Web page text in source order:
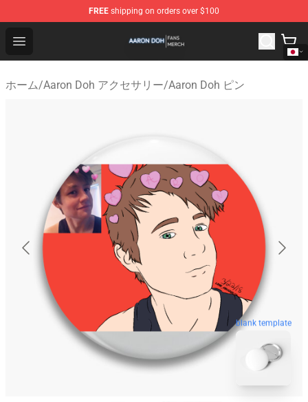
FREE shipping on orders over $100
Open menu
Aaron Doh Shop - Official Aaron Doh Merchandise Store
ホーム/Aaron Doh アクセサリー/Aaron Doh ピン
blank template